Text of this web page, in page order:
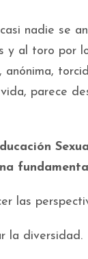
nadie se
y al toro por
anónima,
parece
las
la diversidad.